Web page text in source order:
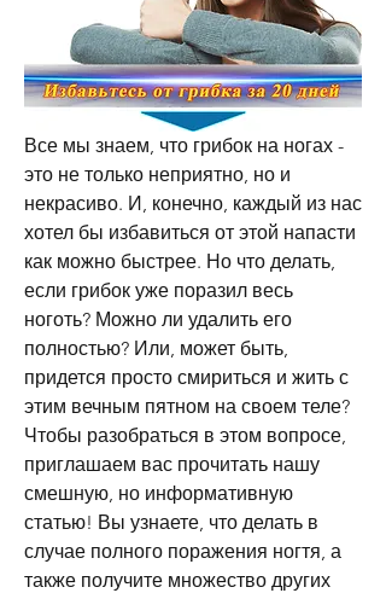
Все мы знаем, что грибок на ногах -
это не только неприятно, но и
некрасиво. И, конечно, каждый из нас
хотел бы избавиться от этой напасти
как можно быстрее. Но что делать,
если грибок уже поразил весь
ноготь? Можно ли удалить его
полностью? Или, может быть,
придется просто смириться и жить с
этим вечным пятном на своем теле?
Чтобы разобраться в этом вопросе,
приглашаем вас прочитать нашу
смешную, но информативную
статью! Вы узнаете, что делать в
случае полного поражения ногтя, а
также получите множество других